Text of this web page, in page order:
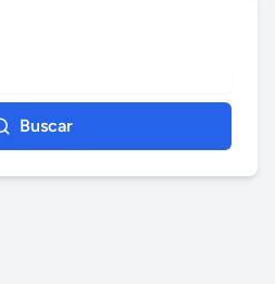
Buscar